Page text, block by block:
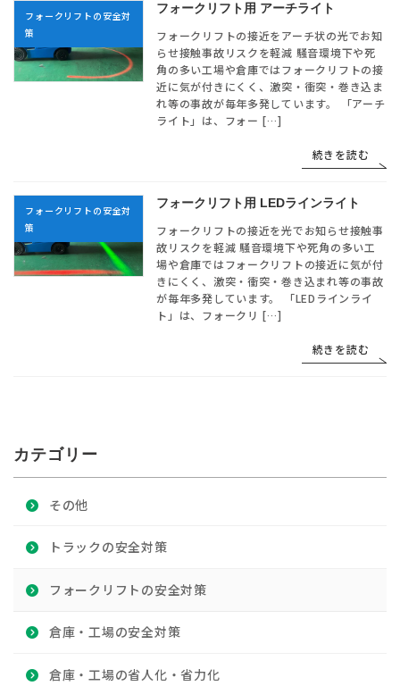
フォークリフトの安全対
策
フォークリフト用 アーチライト
フォークリフトの接近をアーチ状の光でお知
らせ接触事故リスクを軽減 騒音環境下や死
角の多い工場や倉庫ではフォークリフトの接
近に気が付きにくく、激突・衝突・巻き込ま
れ等の事故が毎年多発しています。 「アーチ
ライト」は、フォー […]
続きを読む
フォークリフトの安全対
策
フォークリフト用 LEDラインライト
フォークリフトの接近を光でお知らせ接触事
故リスクを軽減 騒音環境下や死角の多い工
場や倉庫ではフォークリフトの接近に気が付
きにくく、激突・衝突・巻き込まれ等の事故
が毎年多発しています。 「LEDラインライ
ト」は、フォークリ […]
続きを読む
カテゴリー
その他
トラックの安全対策
フォークリフトの安全対策
倉庫・工場の安全対策
倉庫・工場の省人化・省力化